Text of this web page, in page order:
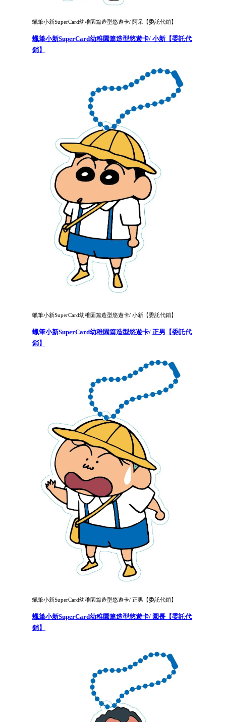
蠟筆小新SuperCard幼稚園篇造型悠遊卡/ 阿呆【委託代銷】
蠟筆小新SuperCard幼稚園篇造型悠遊卡/ 小新【委託代
銷】
蠟筆小新SuperCard幼稚園篇造型悠遊卡/ 小新【委託代銷】
蠟筆小新SuperCard幼稚園篇造型悠遊卡/ 正男【委託代
銷】
蠟筆小新SuperCard幼稚園篇造型悠遊卡/ 正男【委託代銷】
蠟筆小新SuperCard幼稚園篇造型悠遊卡/ 園長【委託代
銷】